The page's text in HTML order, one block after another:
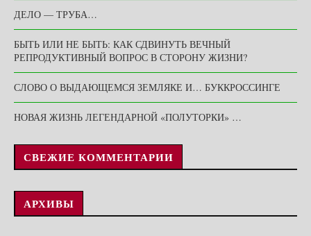
ДЕЛО — ТРУБА…
БЫТЬ ИЛИ НЕ БЫТЬ: КАК СДВИНУТЬ ВЕЧНЫЙ
РЕПРОДУКТИВНЫЙ ВОПРОС В СТОРОНУ ЖИЗНИ?
СЛОВО О ВЫДАЮЩЕМСЯ ЗЕМЛЯКЕ И… БУККРОССИНГЕ
НОВАЯ ЖИЗНЬ ЛЕГЕНДАРНОЙ «ПОЛУТОРКИ» …
СВЕЖИЕ КОММЕНТАРИИ
АРХИВЫ